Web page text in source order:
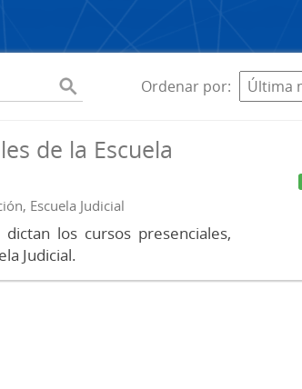
Ordenar por
de la Escuela
Escuela Judicial
los cursos presenciales,
Judicial.